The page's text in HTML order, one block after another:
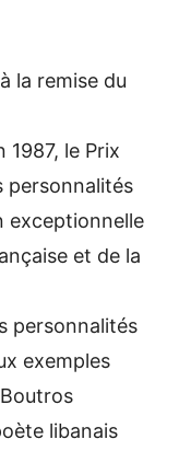
la remise du
le Prix
personnalités
exceptionnelle
et de la
personnalités
exemples
libanais